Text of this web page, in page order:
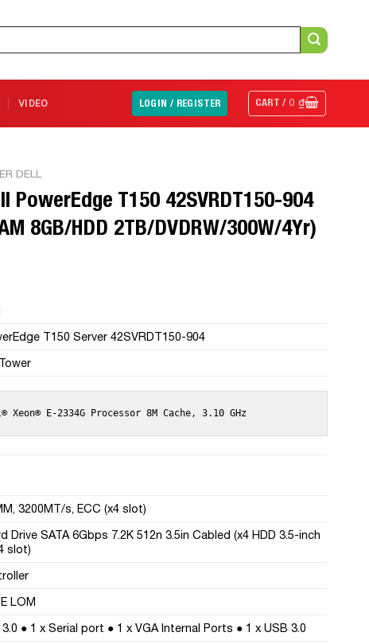
VIDEO LOGIN / REGISTER CART /0₫
DELL
PowerEdge T150 42SVRDT150-904
8GB/HDD 2TB/DVDRW/300W/4Yr)
T150 Server 42SVRDT150-904
Xeon® E-2334G Processor 8M Cache, 3.10 GHz
3200MT/s, ECC (x4 slot)
Drive SATA 6Gbps 7.2K 512n 3.5in Cabled (x4 HDD 3.5-inch
slot)
LOM
3.0 ● 1 x Serial port ● 1 x VGA Internal Ports ● 1 x USB 3.0